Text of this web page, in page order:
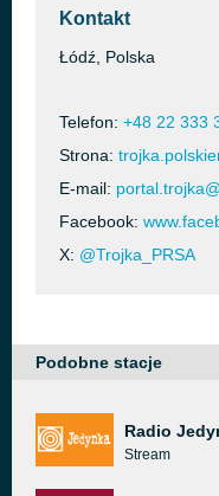
Kontakt
Łódź, Polska
Telefon: +48 22 333
Strona:
E-mail:
Facebook:
X: @Trojka_PRSA
Podobne stacje
Radio
Stream